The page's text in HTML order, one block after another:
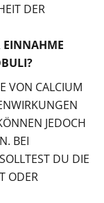
DER
EINNAHME
VON CALCIUM
JEDOCH
BEI
DU DIE
ODER